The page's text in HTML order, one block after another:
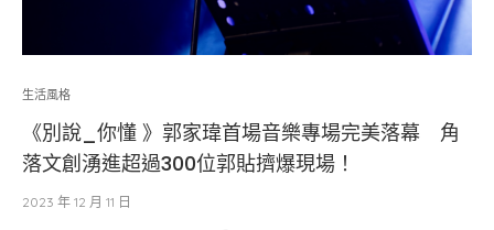
生活風格
《別說_你懂 》郭家瑋首場音樂專場完美落幕 角
落文創湧進超過300位郭貼擠爆現場！
2023 年 12 月 11 日